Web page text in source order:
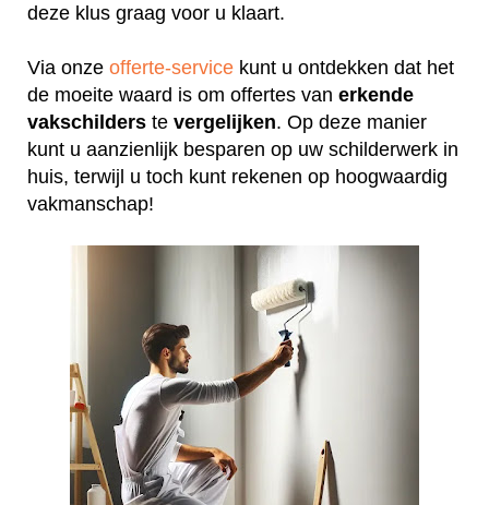
deze klus graag voor u klaart.
Via onze offerte-service kunt u ontdekken dat het
de moeite waard is om offertes van erkende
vakschilders te vergelijken. Op deze manier
kunt u aanzienlijk besparen op uw schilderwerk in
huis, terwijl u toch kunt rekenen op hoogwaardig
vakmanschap!